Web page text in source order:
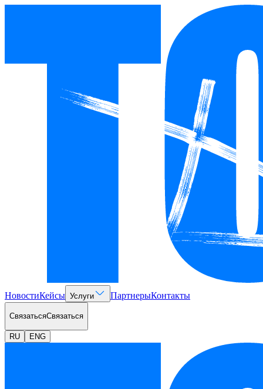
НовостиКейсы Услуги ПартнерыКонтакты
СвязатьсяСвязаться
RU ENG